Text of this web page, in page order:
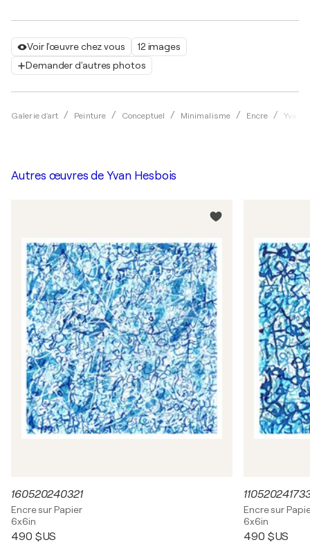
Voir l'œuvre chez vous
12 images
Demander d'autres photos
Galerie d'art Peinture Conceptuel Minimalisme Encre Yvan
Autres œuvres de Yvan Hesbois
160520240321
Encre sur Papier
6x6in
490 $US
Encre sur
6x6in
490 $US